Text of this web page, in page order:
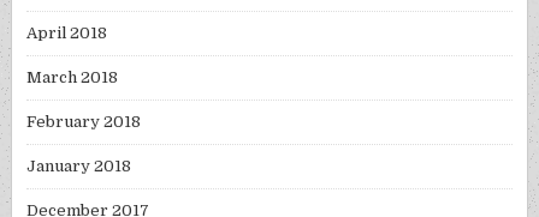
April 2018
March 2018
February 2018
January 2018
December 2017